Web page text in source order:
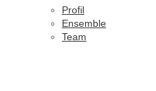
Profil
Ensemble
Team